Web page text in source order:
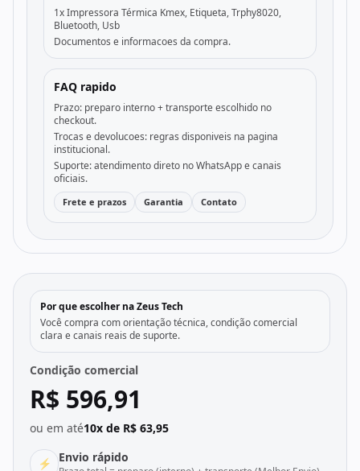
1x Impressora Térmica Kmex, Etiqueta, Trphy8020,
Bluetooth, Usb
Documentos e informacoes da compra.
FAQ rapido
Prazo: preparo interno + transporte escolhido no
checkout.
Trocas e devolucoes: regras disponiveis na pagina
institucional.
Suporte: atendimento direto no WhatsApp e canais
oficiais.
Frete e prazos Garantia Contato
Por que escolher na Zeus Tech
Você compra com orientação técnica, condição comercial
clara e canais reais de suporte.
Condição comercial
R$ 596,91
ou em até10x de R$ 63,95
⚡ Envio rápido